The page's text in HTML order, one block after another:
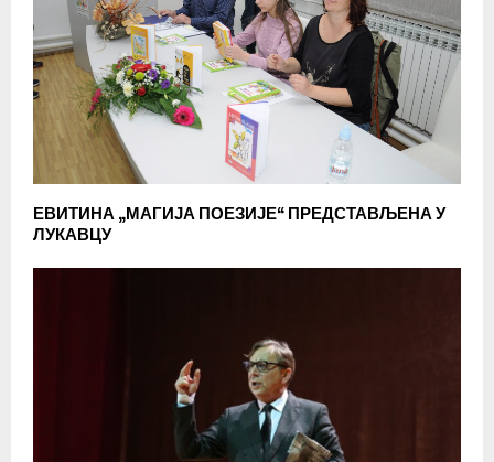
ЕВИТИНА „МАГИЈА ПОЕЗИЈЕ“ ПРЕДСТАВЉЕНА У
ЛУКАВЦУ